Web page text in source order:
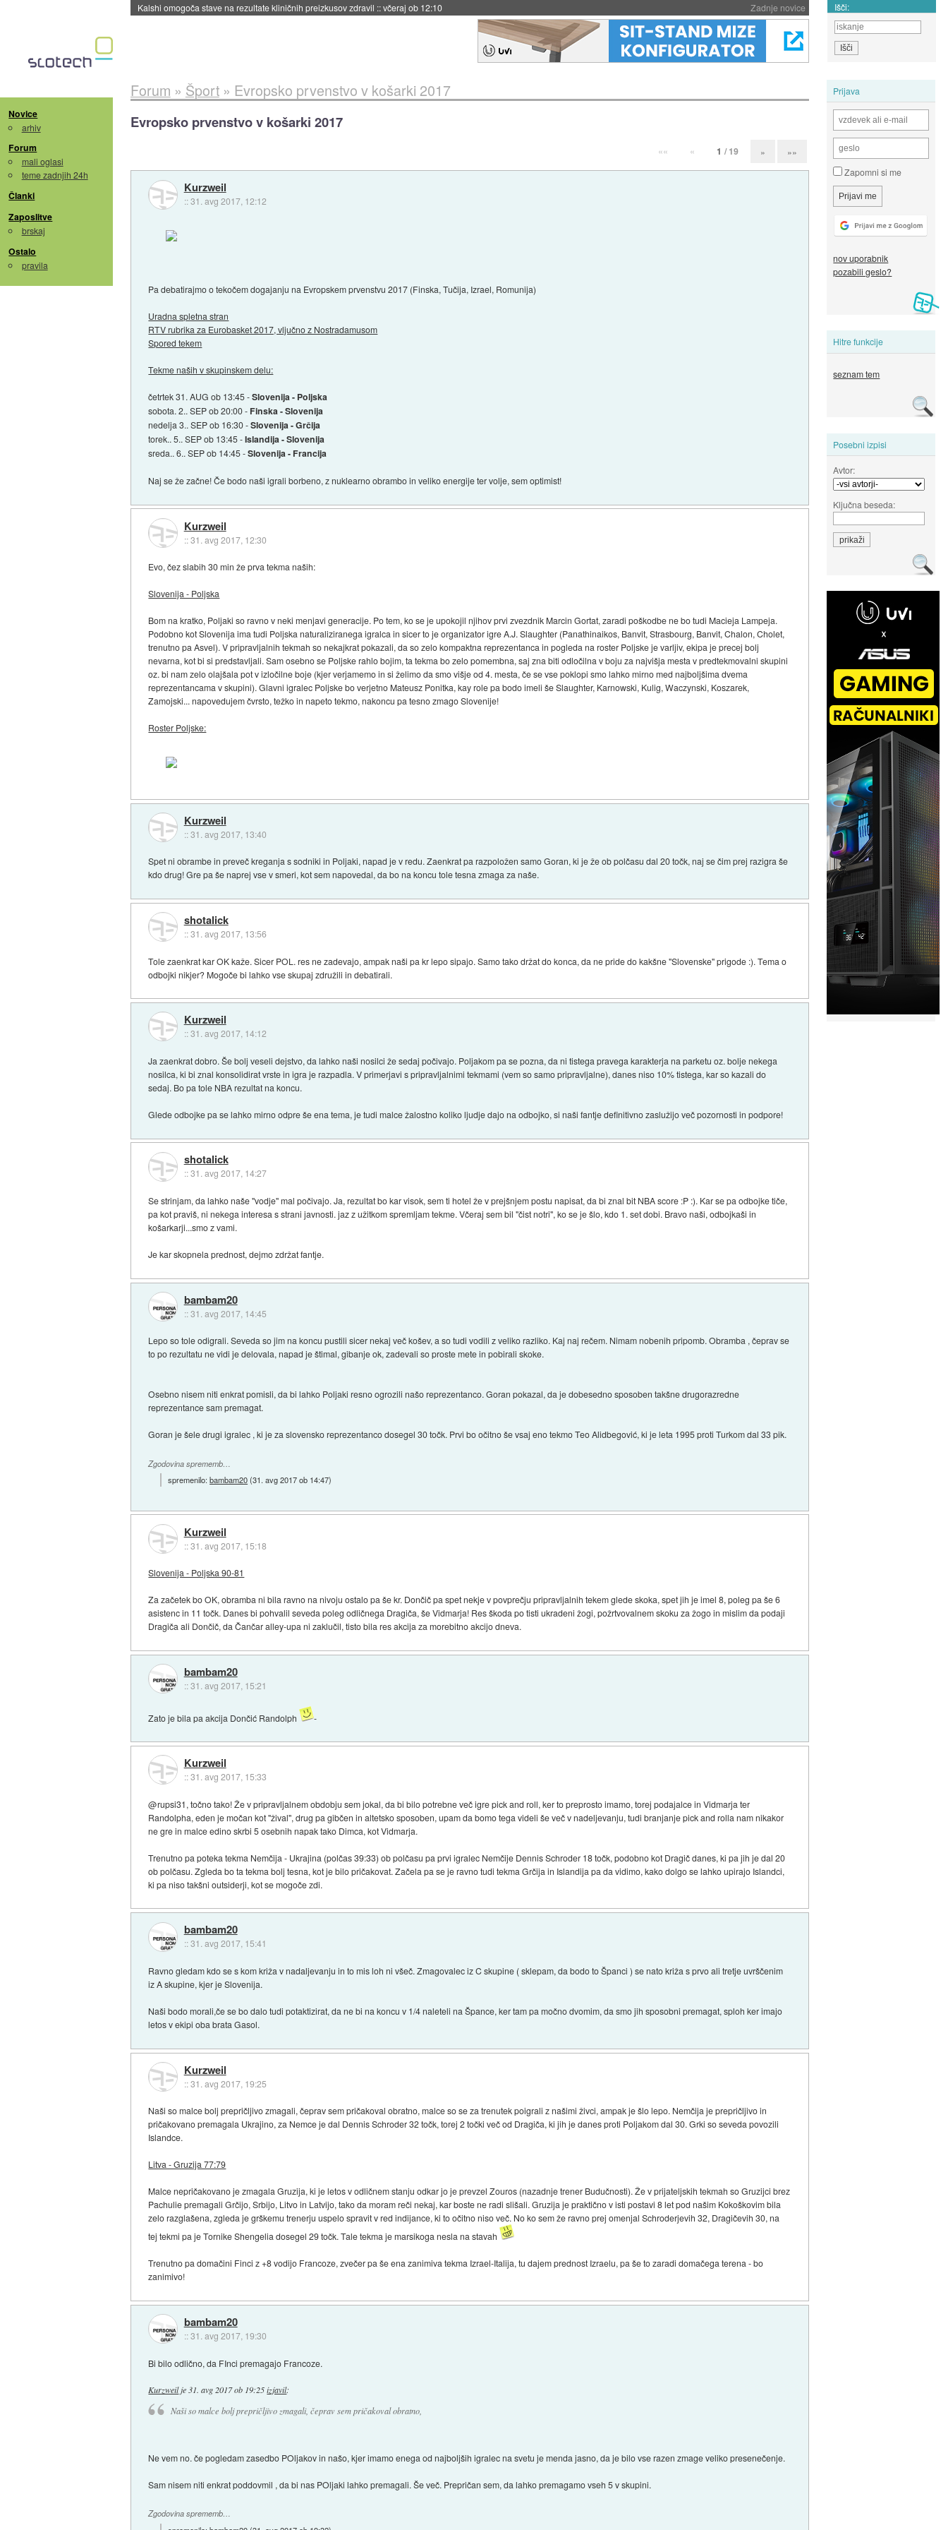
Zadnje novice
Sandisk že prodal več kot polovico SSD-jev za naslednji dve leti::včeraj ob 11:37 Išči:
Novice
arhiv
Forum
mali oglasi
teme zadnjih 24h
Članki
Zaposlitve
brskaj
Ostalo
pravila
Prijava
Zapomni si me
nov uporabnik
pozabili geslo?
Hitre funkcije
seznam tem
Posebni izpisi
Avtor:
Ključna beseda:
Forum » Šport» Evropsko prvenstvo v košarki 2017
Evropsko prvenstvo v košarki 2017
«« « 1 / 19 » »»
Kurzweil
::31. avg 2017, 12:12
Pa debatirajmo o tekočem dogajanju na Evropskem prvenstvu 2017 (Finska, Tučija, Izrael, Romunija)
Uradna spletna stran
RTV rubrika za Eurobasket 2017, vljučno z Nostradamusom
Spored tekem
Tekme naših v skupinskem delu:
četrtek 31. AUG ob 13:45 -Slovenija - Poljska
sobota. 2.. SEP ob 20:00 - Finska - Slovenija
nedelja 3.. SEP ob 16:30 -Slovenija - Grčija
torek.. 5.. SEP ob 13:45 -Islandija - Slovenija
sreda.. 6.. SEP ob 14:45 -Slovenija - Francija
Naj se že začne! Če bodo naši igrali borbeno, z nuklearno obrambo in veliko energije ter volje, sem optimist!
Kurzweil
::31. avg 2017, 12:30
Evo, čez slabih 30 min že prva tekma naših:
Slovenija - Poljska
Bom na kratko, Poljaki so ravno v neki menjavi generacije. Po tem, ko se je upokojil njihov prvi zvezdnik Marcin Gortat, zaradi poškodbe ne bo tudi Macieja Lampeja.
Podobno kot Slovenija ima tudi Poljska naturaliziranega igralca in sicer to je organizator igre A.J. Slaughter (Panathinaikos, Banvit, Strasbourg, Banvit, Chalon, Cholet,
trenutno pa Asvel). V pripravljalnih tekmah so nekajkrat pokazali, da so zelo kompaktna reprezentanca in pogleda na roster Poljske je varljiv, ekipa je precej bolj
nevarna, kot bi si predstavljali. Sam osebno se Poljske rahlo bojim, ta tekma bo zelo pomembna, saj zna biti odločilna v boju za najvišja mesta v predtekmovalni skupini
oz. bi nam zelo olajšala pot v izločilne boje (kjer verjamemo in si želimo da smo višje od 4. mesta, če se vse poklopi smo lahko mirno med najboljšima dvema
reprezentancama v skupini). Glavni igralec Poljske bo verjetno Mateusz Ponitka, kay role pa bodo imeli še Slaughter, Karnowski, Kulig, Waczynski, Koszarek,
Zamojski... napovedujem čvrsto, težko in napeto tekmo, nakoncu pa tesno zmago Slovenije!
Roster Poljske:
Kurzweil
::31. avg 2017, 13:40
Spet ni obrambe in preveč kreganja s sodniki in Poljaki, napad je v redu. Zaenkrat pa razpoložen samo Goran, ki je že ob polčasu dal 20 točk, naj se čim prej razigra še
kdo drug! Gre pa še naprej vse v smeri, kot sem napovedal, da bo na koncu tole tesna zmaga za naše.
shotalick
::31. avg 2017, 13:56
Tole zaenkrat kar OK kaže. Sicer POL. res ne zadevajo, ampak naši pa kr lepo sipajo. Samo tako držat do konca, da ne pride do kakšne "Slovenske" prigode :). Tema o
odbojki nikjer? Mogoče bi lahko vse skupaj združili in debatirali.
Kurzweil
::31. avg 2017, 14:12
Ja zaenkrat dobro. Še bolj veseli dejstvo, da lahko naši nosilci že sedaj počivajo. Poljakom pa se pozna, da ni tistega pravega karakterja na parketu oz. bolje nekega
nosilca, ki bi znal konsolidirat vrste in igra je razpadla. V primerjavi s pripravljalnimi tekmami (vem so samo pripravljalne), danes niso 10% tistega, kar so kazali do
sedaj. Bo pa tole NBA rezultat na koncu.
Glede odbojke pa se lahko mirno odpre še ena tema, je tudi malce žalostno koliko ljudje dajo na odbojko, si naši fantje definitivno zaslužijo več pozornosti in podpore!
shotalick
::31. avg 2017, 14:27
Se strinjam, da lahko naše "vodje" mal počivajo. Ja, rezultat bo kar visok, sem ti hotel že v prejšnjem postu napisat, da bi znal bit NBA score :P :). Kar se pa odbojke tiče,
pa kot praviš, ni nekega interesa s strani javnosti. jaz z užitkom spremljam tekme. Včeraj sem bil "čist notri", ko se je šlo, kdo 1. set dobi. Bravo naši, odbojkaši in
košarkarji...smo z vami.
Je kar skopnela prednost, dejmo zdržat fantje.
bambam20
::31. avg 2017, 14:45
Lepo so tole odigrali. Seveda so jim na koncu pustili sicer nekaj več košev, a so tudi vodili z veliko razliko. Kaj naj rečem. Nimam nobenih pripomb. Obramba , čeprav se
to po rezultatu ne vidi je delovala, napad je štimal, gibanje ok, zadevali so proste mete in pobirali skoke.
Osebno nisem niti enkrat pomisli, da bi lahko Poljaki resno ogrozili našo reprezentanco. Goran pokazal, da je dobesedno sposoben takšne drugorazredne
reprezentance sam premagat.
Goran je šele drugi igralec , ki je za slovensko reprezentanco dosegel 30 točk. Prvi bo očitno še vsaj eno tekmo Teo Alidbegović, ki je leta 1995 proti Turkom dal 33 pik.
Zgodovina sprememb…
spremenilo:bambam20(31. avg 2017 ob 14:47)
Kurzweil
::31. avg 2017, 15:18
Slovenija - Poljska 90-81
Za začetek bo OK, obramba ni bila ravno na nivoju ostalo pa še kr. Dončič pa spet nekje v povprečju pripravljalnih tekem glede skoka, spet jih je imel 8, poleg pa še 6
asistenc in 11 točk. Danes bi pohvalil seveda poleg odličnega Dragiča, še Vidmarja! Res škoda po tisti ukradeni žogi, požrtvovalnem skoku za žogo in mislim da podaji
Dragiča ali Dončič, da Čančar alley-upa ni zaklučil, tisto bila res akcija za morebitno akcijo dneva.
bambam20
::31. avg 2017, 15:21
Zato je bila pa akcija Dončić Randolph -
Kurzweil
::31. avg 2017, 15:33
@rupsi31, točno tako! Že v pripravljalnem obdobju sem jokal, da bi bilo potrebne več igre pick and roll, ker to preprosto imamo, torej podajalce in Vidmarja ter
Randolpha, eden je močan kot "žival", drug pa gibčen in altetsko sposoben, upam da bomo tega videli še več v nadeljevanju, tudi branjanje pick and rolla nam nikakor
ne gre in malce edino skrbi 5 osebnih napak tako Dimca, kot Vidmarja.
Trenutno pa poteka tekma Nemčija - Ukrajina (polčas 39:33) ob polčasu pa prvi igralec Nemčije Dennis Schroder 18 točk, podobno kot Dragič danes, ki pa jih je dal 20
ob polčasu. Zgleda bo ta tekma bolj tesna, kot je bilo pričakovat. Začela pa se je ravno tudi tekma Grčija in Islandija pa da vidimo, kako dolgo se lahko upirajo Islandci,
ki pa niso takšni outsiderji, kot se mogoče zdi.
bambam20
::31. avg 2017, 15:41
Ravno gledam kdo se s kom križa v nadaljevanju in to mis loh ni všeč. Zmagovalec iz C skupine ( sklepam, da bodo to Španci ) se nato križa s prvo ali tretje uvrščenim
iz A skupine, kjer je Slovenija.
Naši bodo morali,če se bo dalo tudi potaktizirat, da ne bi na koncu v 1/4 naleteli na Špance, ker tam pa močno dvomim, da smo jih sposobni premagat, sploh ker imajo
letos v ekipi oba brata Gasol.
Kurzweil
::31. avg 2017, 19:25
Naši so malce bolj prepričljivo zmagali, čeprav sem pričakoval obratno, malce so se za trenutek poigrali z našimi živci, ampak je šlo lepo. Nemčija je prepričljivo in
pričakovano premagala Ukrajino, za Nemce je dal Dennis Schroder 32 točk, torej 2 točki več od Dragiča, ki jih je danes proti Poljakom dal 30. Grki so seveda povozili
Islandce.
Litva - Gruzija 77:79
Malce nepričakovano je zmagala Gruzija, ki je letos v odličnem stanju odkar jo je prevzel Zouros (nazadnje trener Budučnosti). Že v prijateljskih tekmah so Gruzijci brez
Pachulie premagali Grčijo, Srbijo, Litvo in Latvijo, tako da moram reči nekaj, kar boste ne radi slišali. Gruzija je praktično v isti postavi 8 let pod našim Kokoškovim bila
zelo razglašena, zgleda je grškemu trenerju uspelo spravit v red indijance, ki to očitno niso več. No ko sem že ravno prej omenjal Schroderjevih 32, Dragičevih 30, na
tej tekmi pa je Tornike Shengelia dosegel 29 točk. Tale tekma je marsikoga nesla na stavah
Trenutno pa domačini Finci z +8 vodijo Francoze, zvečer pa še ena zanimiva tekma Izrael-Italija, tu dajem prednost Izraelu, pa še to zaradi domačega terena - bo
zanimivo!
bambam20
::31. avg 2017, 19:30
Bi bilo odlično, da FInci premagajo Francoze.
Kurzweilje 31. avg 2017 ob 19:25 izjavil:
Naši so malce bolj prepričljivo zmagali, čeprav sem pričakoval obratno,
Ne vem no. če pogledam zasedbo POljakov in našo, kjer imamo enega od najboljših igralec na svetu je menda jasno, da je bilo vse razen zmage veliko presenečenje.
Sam nisem niti enkrat poddovmil , da bi nas POljaki lahko premagali. Še več. Prepričan sem, da lahko premagamo vseh 5 v skupini.
Zgodovina sprememb…